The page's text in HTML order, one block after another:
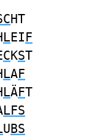
HT
LEIF
CKST
LAF
LÄFT
LFS
UBS